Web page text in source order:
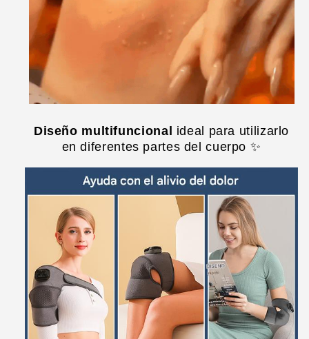
Diseño multifuncional
ideal para utilizarlo
en diferentes partes del cuerpo ✨